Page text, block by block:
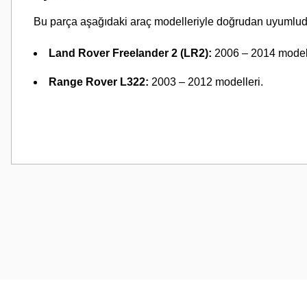
Bu parça aşağıdaki araç modelleriyle doğrudan
Land Rover Freelander 2 (LR2): 2006 – 2014
Range Rover L322: 2003 – 2012 modelleri.
Görüş ve önerileriniz için teşekkür ederiz.